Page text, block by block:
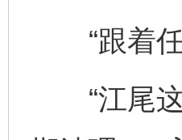
“跟着任
“江尾这